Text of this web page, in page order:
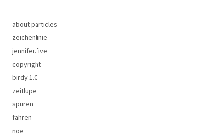
about particles
zeichenlinie
jennifer.five
copyright
birdy 1.0
zeitlupe
spuren
fähren
noe